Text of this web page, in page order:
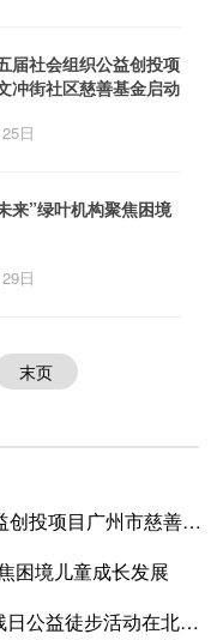
届社会组织公益创投项
冲街社区慈善基金启动
日
来”绿叶机构聚焦困境
日
末页
创投项目广州市慈善
困境儿童成长发展
公益徒步活动在北京